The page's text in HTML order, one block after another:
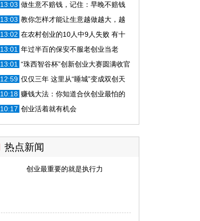
哥稳稳地）与技术骨干的关系
13:03 做生意不赔钱，记住：早晚不赔钱
13:03 教你怎样才能让生意越做越大，越
做越火
13:02 在农村创业的10人中9人失败 有十
大原因 别再坑自己了？
13:01 年过半百的保安不服老创业当老
板，终创自己的品牌
13:01 “珠西智谷杯”创新创业大赛圆满收官
12:59 仅仅三年 这里从“睡城”变成双创天
堂
10:18 赚钱大法：你知道合伙创业最怕的
事情是什么
10:17 创业活着就有机会
热点新闻
创业最重要的就是执行力